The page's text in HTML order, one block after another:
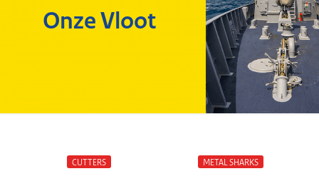
Onze Vloot
CUTTERS METAL SHARKS